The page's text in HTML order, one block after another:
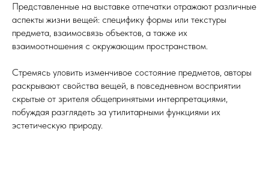
Представленные на выставке отпечатки отражают различные
аспекты жизни вещей: специфику формы или текстуры
предмета, взаимосвязь объектов, а также их
взаимоотношения с окружающим пространством.
Стремясь уловить изменчивое состояние предметов, авторы
раскрывают свойства вещей, в повседневном восприятии
скрытые от зрителя общепринятыми интерпретациями,
побуждая разглядеть за утилитарными функциями их
эстетическую природу.